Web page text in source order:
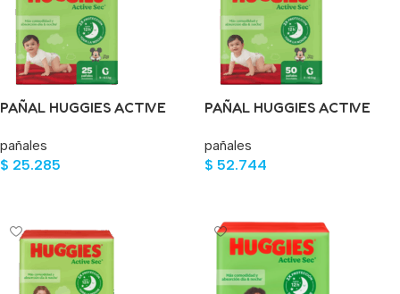
PAÑAL HUGGIES ACTIVE
pañales
$ 25.285
PAÑAL HUGGIES ACTIVE
pañales
$ 52.744